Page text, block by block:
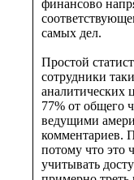
финансово
самых дел.
Простой
сотрудники
аналитических
77% от общего
ведущими
комментариев.
потому что это
учитывать